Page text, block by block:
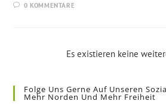
0 KOMMENTARE
Es existieren keine
Folge Uns Gerne Auf Unseren
Mehr Norden Und Mehr Freiheit